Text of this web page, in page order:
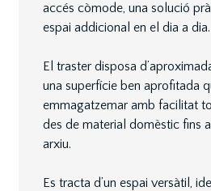
accés còmode, una solució
espai addicional en el dia a dia.
El traster disposa
una superfície ben aprofitada
emmagatzemar amb facilitat
des de material domèstic fins
arxiu.
Es tracta d’un espai versàtil,